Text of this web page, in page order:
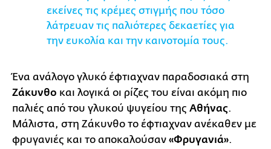
εκείνες τις κρέμες στιγμής που τόσο
λάτρευαν τις παλιότερες δεκαετίες για
την ευκολία και την καινοτομία τους.
Ένα ανάλογο γλυκό έφτιαχναν παραδοσιακά στη
Ζάκυνθο και λογικά οι ρίζες του είναι ακόμη πιο
παλιές από του γλυκού ψυγείου της Αθήνας.
Μάλιστα, στη Ζάκυνθο το έφτιαχναν ανέκαθεν με
φρυγανιές και το αποκαλούσαν «Φρυγανιά».